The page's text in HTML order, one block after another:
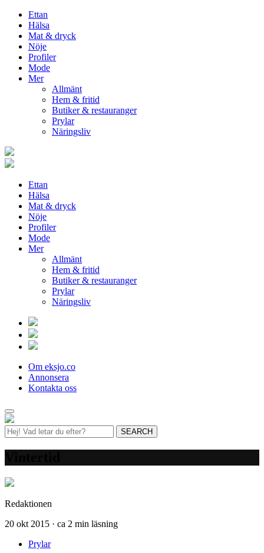
Ettan
Hälsa
Mat & dryck
Nöje
Profiler
Mode
Mer
Allmänt
Hem & fritid
Butiker & restauranger
Prylar
Näringsliv
Ettan
Hälsa
Mat & dryck
Nöje
Profiler
Mode
Mer
Allmänt
Hem & fritid
Butiker & restauranger
Prylar
Näringsliv
Om eksjo.co
Annonsera
Kontakta oss
Redaktionen
20 okt 2015 · ca 2 min läsning
Prylar